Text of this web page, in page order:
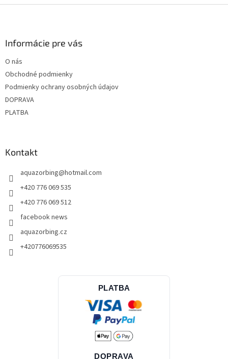
Informácie pre vás
O nás
Obchodné podmienky
Podmienky ochrany osobných údajov
DOPRAVA
PLATBA
Kontakt
aquazorbing@hotmail.com
+420 776 069 535
+420 776 069 512
facebook news
aquazorbing.cz
+420776069535
PLATBA
DOPRAVA